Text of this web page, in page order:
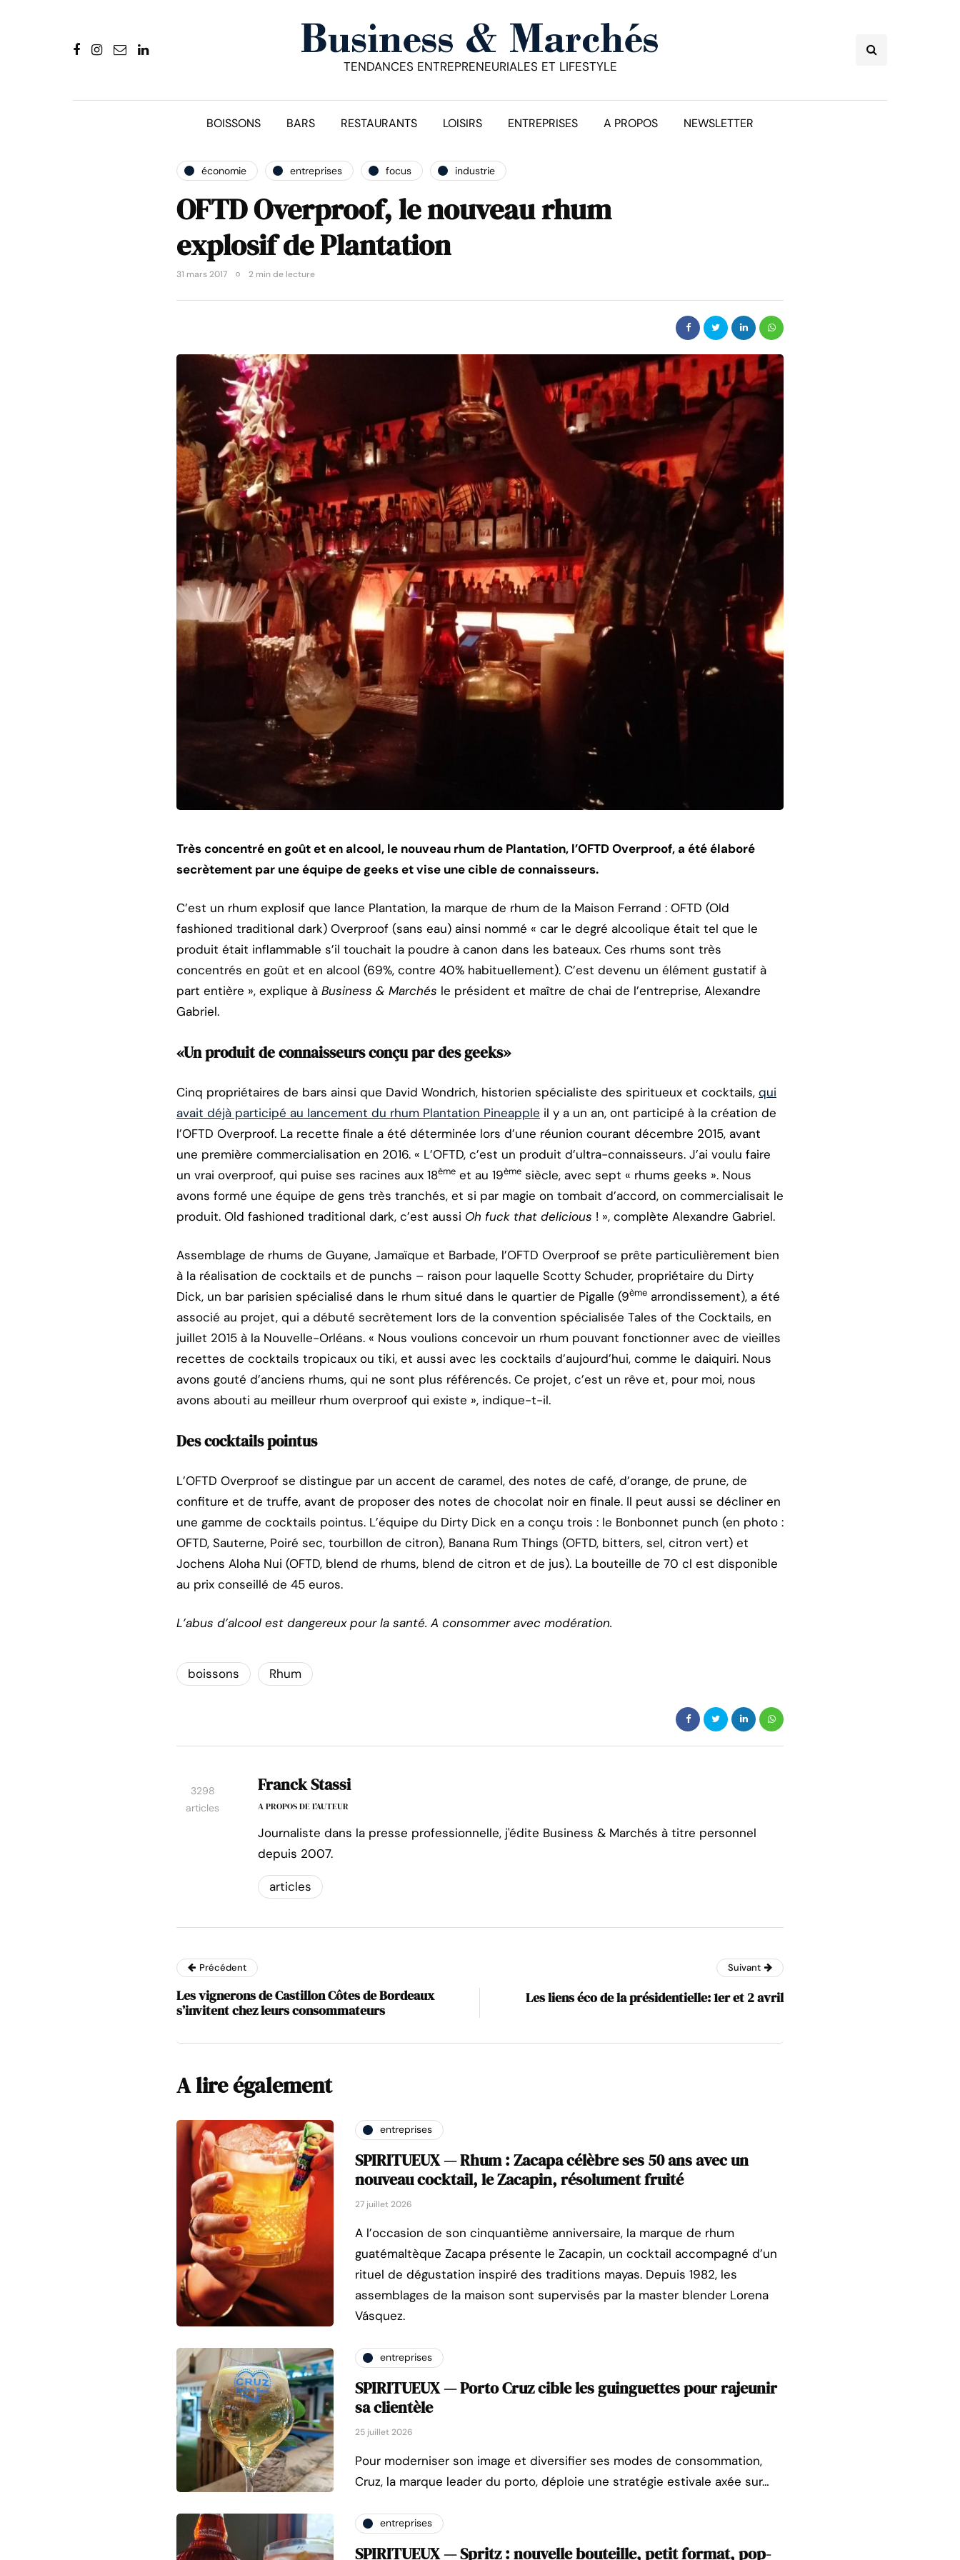
TENDANCES ENTREPRENEURIALES ET LIFESTYLE
BOISSONS BARS RESTAURANTS LOISIRS ENTREPRISES A PROPOS NEWSLETTER
économie entreprises focus industrie
OFTD Overproof, le nouveau rhum
explosif de Plantation
31 mars 2017 2 min de lecture
Très concentré en goût et en alcool, le nouveau rhum de Plantation, l’OFTD Overproof, a été élaboré
secrètement par une équipe de geeks et vise une cible de connaisseurs.
C’est un rhum explosif que lance Plantation, la marque de rhum de la Maison Ferrand : OFTD (Old
fashioned traditional dark) Overproof (sans eau) ainsi nommé « car le degré alcoolique était tel que le
produit était inflammable s’il touchait la poudre à canon dans les bateaux. Ces rhums sont très
concentrés en goût et en alcool (69%, contre 40% habituellement). C’est devenu un élément gustatif à
part entière », explique à Business & Marchés le président et maître de chai de l’entreprise, Alexandre
Gabriel.
«Un produit de connaisseurs conçu par des geeks»
Cinq propriétaires de bars ainsi que David Wondrich, historien spécialiste des spiritueux et cocktails, qui
avait déjà participé au lancement du rhum Plantation Pineapple il y a un an, ont participé à la création de
l’OFTD Overproof. La recette finale a été déterminée lors d’une réunion courant décembre 2015, avant
une première commercialisation en 2016. « L’OFTD, c’est un produit d’ultra-connaisseurs. J’ai voulu faire
un vrai overproof, qui puise ses racines aux 18ème et au 19ème siècle, avec sept « rhums geeks ». Nous
avons formé une équipe de gens très tranchés, et si par magie on tombait d’accord, on commercialisait le
produit. Old fashioned traditional dark, c’est aussi Oh fuck that delicious ! », complète Alexandre Gabriel.
Assemblage de rhums de Guyane, Jamaïque et Barbade, l’OFTD Overproof se prête particulièrement bien
à la réalisation de cocktails et de punchs – raison pour laquelle Scotty Schuder, propriétaire du Dirty
Dick, un bar parisien spécialisé dans le rhum situé dans le quartier de Pigalle (9ème arrondissement), a été
associé au projet, qui a débuté secrètement lors de la convention spécialisée Tales of the Cocktails, en
juillet 2015 à la Nouvelle-Orléans. « Nous voulions concevoir un rhum pouvant fonctionner avec de vieilles
recettes de cocktails tropicaux ou tiki, et aussi avec les cocktails d’aujourd’hui, comme le daiquiri. Nous
avons gouté d’anciens rhums, qui ne sont plus référencés. Ce projet, c’est un rêve et, pour moi, nous
avons abouti au meilleur rhum overproof qui existe », indique-t-il.
Des cocktails pointus
L’OFTD Overproof se distingue par un accent de caramel, des notes de café, d’orange, de prune, de
confiture et de truffe, avant de proposer des notes de chocolat noir en finale. Il peut aussi se décliner en
une gamme de cocktails pointus. L’équipe du Dirty Dick en a conçu trois : le Bonbonnet punch (en photo :
OFTD, Sauterne, Poiré sec, tourbillon de citron), Banana Rum Things (OFTD, bitters, sel, citron vert) et
Jochens Aloha Nui (OFTD, blend de rhums, blend de citron et de jus). La bouteille de 70 cl est disponible
au prix conseillé de 45 euros.
L’abus d’alcool est dangereux pour la santé. A consommer avec modération.
boissons Rhum
3298
articles
Franck Stassi
A PROPOS DE L'AUTEUR
Journaliste dans la presse professionnelle, j'édite Business & Marchés à titre personnel
depuis 2007.
articles
Précédent
Les vignerons de Castillon Côtes de Bordeaux
s’invitent chez leurs consommateurs
Suivant
Les liens éco de la présidentielle: 1er et 2 avril
A lire également
entreprises
SPIRITUEUX — Rhum : Zacapa célèbre ses 50 ans avec un
nouveau cocktail, le Zacapin, résolument fruité
27 juillet 2026
A l’occasion de son cinquantième anniversaire, la marque de rhum
guatémaltèque Zacapa présente le Zacapin, un cocktail accompagné d’un
rituel de dégustation inspiré des traditions mayas. Depuis 1982, les
assemblages de la maison sont supervisés par la master blender Lorena
Vásquez.
entreprises
SPIRITUEUX — Porto Cruz cible les guinguettes pour rajeunir
sa clientèle
25 juillet 2026
Pour moderniser son image et diversifier ses modes de consommation,
Cruz, la marque leader du porto, déploie une stratégie estivale axée sur…
entreprises
SPIRITUEUX — Spritz : nouvelle bouteille, petit format, pop-